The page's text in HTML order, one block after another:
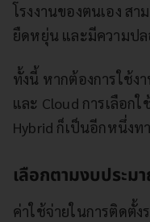
โรงงานของตนเอง ส
ยืดหยุ่น และมีความป
ทั้งนี้ หากต้องการใช้ง
และ Cloud การเลือก
Hybrid ก็เป็นอีกหนึ่งท
เลือกตามงบประม
ค่าใช้จ่ายในการติดตั้ง